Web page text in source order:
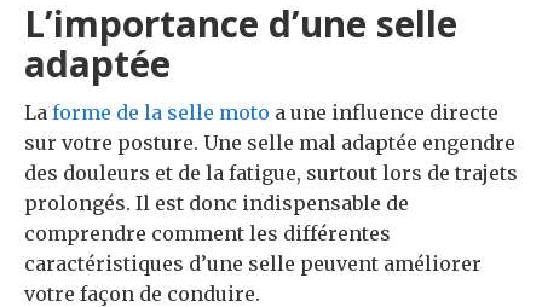
L’importance d’une selle
adaptée
La forme de la selle moto a une influence directe
sur votre posture. Une selle mal adaptée engendre
des douleurs et de la fatigue, surtout lors de trajets
prolongés. Il est donc indispensable de
comprendre comment les différentes
caractéristiques d’une selle peuvent améliorer
votre façon de conduire.